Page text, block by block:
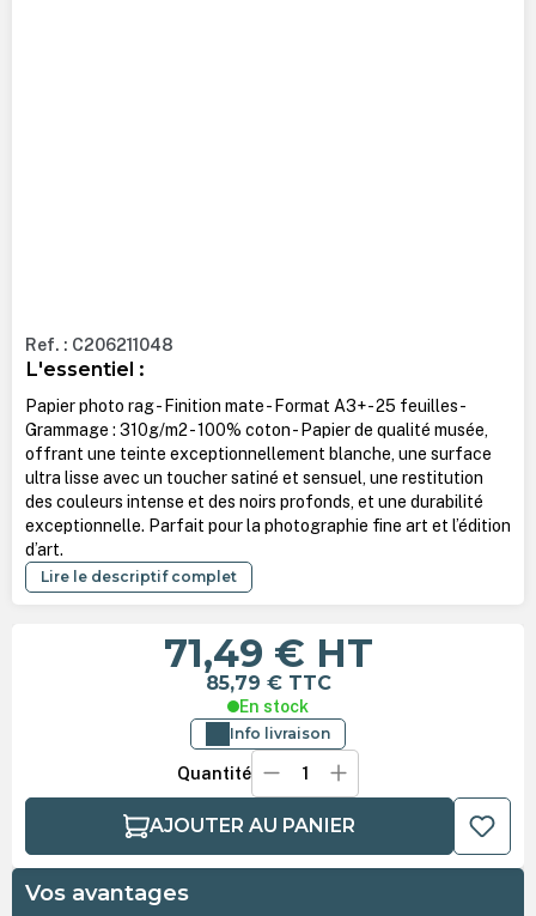
Ref. : C206211048
L'essentiel :
Papier photo rag - Finition mate - Format A3+ - 25 feuilles -
Grammage : 310g/m2 - 100% coton - Papier de qualité musée,
offrant une teinte exceptionnellement blanche, une surface
ultra lisse avec un toucher satiné et sensuel, une restitution
des couleurs intense et des noirs profonds, et une durabilité
exceptionnelle. Parfait pour la photographie fine art et l’édition
d’art.
Lire le descriptif complet
71,49 € HT
85,79 € TTC
En stock
Info livraison
Quantité
AJOUTER AU PANIER
Vos avantages